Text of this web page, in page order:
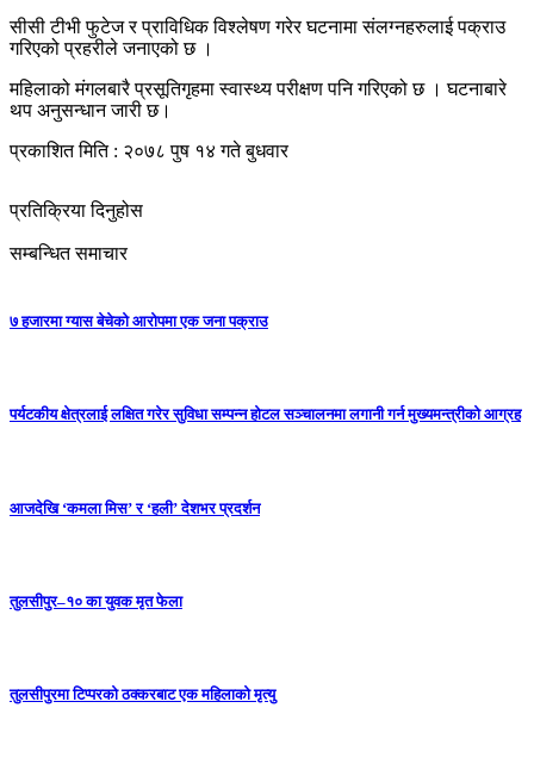
सीसी टीभी फुटेज र प्राविधिक विश्लेषण गरेर घटनामा संलग्नहरुलाई पक्राउ
गरिएको प्रहरीले जनाएको छ ।
महिलाको मंगलबारै प्रसूतिगृहमा स्वास्थ्य परीक्षण पनि गरिएको छ । घटनाबारे
थप अनुसन्धान जारी छ।
प्रकाशित मिति : २०७८ पुष १४ गते बुधवार
प्रतिक्रिया दिनुहोस
सम्बन्धित समाचार
७ हजारमा ग्यास बेचेको आरोपमा एक जना पक्राउ
पर्यटकीय क्षेत्रलाई लक्षित गरेर सुविधा सम्पन्न होटल सञ्चालनमा लगानी गर्न मुख्यमन्त्रीको आग्रह
आजदेखि ‘कमला मिस’ र ‘हली’ देशभर प्रदर्शन
तुलसीपुर–१० का युवक मृत फेला
तुलसीपुरमा टिप्परको ठक्करबाट एक महिलाको मृत्यु